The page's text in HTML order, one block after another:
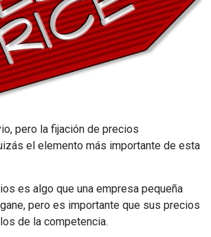
pero la fijación de precios
el elemento más importante de esta
es algo que una empresa pequeña
pero es importante que sus precios
de la competencia.